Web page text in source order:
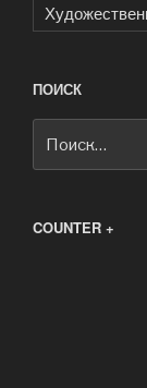
ПОИСК
COUNTER +